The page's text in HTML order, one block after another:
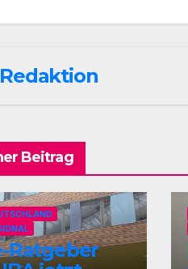
Redaktion
Beitrag
Ratgeber